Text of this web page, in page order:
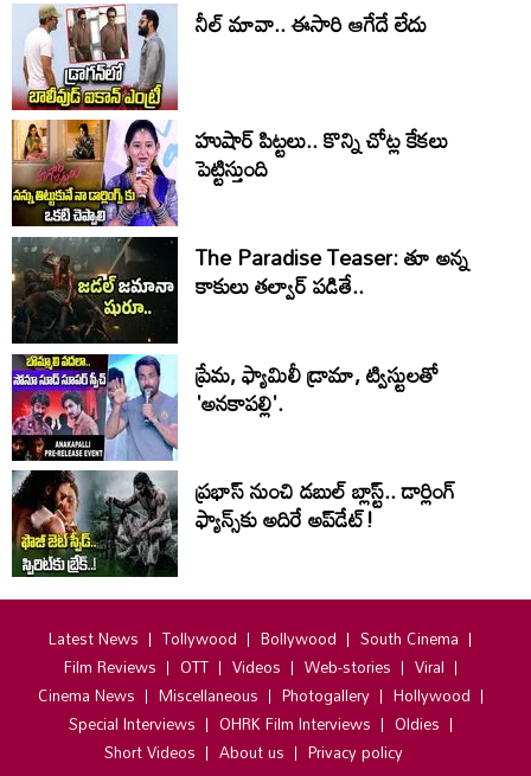
నీల్ మావా.. ఈసారి ఆగేదే లేదు
హుషార్‌ పిట్టలు.. కొన్ని చోట్ల కేకలు
పెట్టిస్తుంది
The Paradise Teaser: తూ అన్న
కాకులు తల్వార్ పడితే..
ప్రేమ, ఫ్యామిలీ డ్రామా, ట్విస్టులతో
'అనకాపల్లి'.
ప్రభాస్ నుంచి డబుల్ బ్లాస్ట్.. డార్లింగ్
ఫ్యాన్స్‌కు అదిరే అప్‌డేట్!
Latest News Tollywood Bollywood
South Cinema
Film Reviews
OTT Videos Web-stories
Viral
Cinema News
Miscellaneous Photogallery
Hollywood
Special Interviews
OHRK Film Interviews
Oldies
Short Videos
About us Privacy policy